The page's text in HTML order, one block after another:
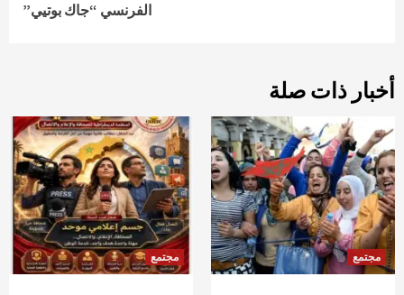
الفرنسي “جاك بوتيي”
أخبار ذات صلة
مجتمع مجتمع